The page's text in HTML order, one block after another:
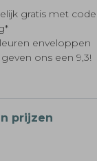
gratis met
enveloppen
ons een 9,3!
prijzen